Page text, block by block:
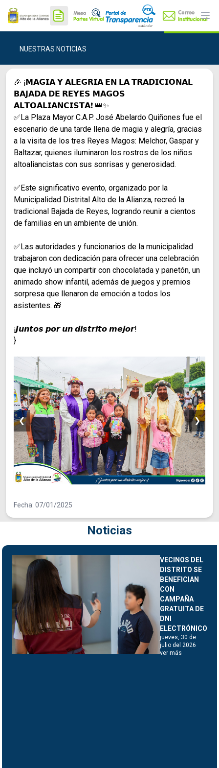
NUESTRAS NOTICIAS
🎉 ¡𝗠𝗔𝗚𝗜𝗔 𝗬 𝗔𝗟𝗘𝗚𝗥𝗜𝗔 𝗘𝗡 𝗟𝗔 𝗧𝗥𝗔𝗗𝗜𝗖𝗜𝗢𝗡𝗔𝗟
𝗕𝗔𝗝𝗔𝗗𝗔 𝗗𝗘 𝗥𝗘𝗬𝗘𝗦 𝗠𝗔𝗚𝗢𝗦
𝗔𝗟𝗧𝗢𝗔𝗟𝗜𝗔𝗡𝗖𝗜𝗦𝗧𝗔❗ 👑✨
✅La Plaza Mayor C.A.P. José Abelardo Quiñones fue el
escenario de una tarde llena de magia y alegría, gracias
a la visita de los tres Reyes Magos: Melchor, Gaspar y
Baltazar, quienes iluminaron los rostros de los niños
altoaliancistas con sus sonrisas y generosidad.
✅Este significativo evento, organizado por la
Municipalidad Distrital Alto de la Alianza, recreó la
tradicional Bajada de Reyes, logrando reunir a cientos
de familias en un ambiente de unión.
✅Las autoridades y funcionarios de la municipalidad
trabajaron con dedicación para ofrecer una celebración
que incluyó un compartir con chocolatada y panetón, un
animado show infantil, además de juegos y premios
sorpresa que llenaron de emoción a todos los
asistentes. 🎁
¡𝙅𝙪𝙣𝙩𝙤𝙨 𝙥𝙤𝙧 𝙪𝙣 𝙙𝙞𝙨𝙩𝙧𝙞𝙩𝙤 𝙢𝙚𝙟𝙤𝙧!
}
❮ ❯
Fecha: 07/01/2025
Noticias
VECINOS DEL
DISTRITO SE
BENEFICIAN
CON
CAMPAÑA
GRATUITA DE
DNI
ELECTRÓNICO
jueves, 30 de
julio del 2026
ver más